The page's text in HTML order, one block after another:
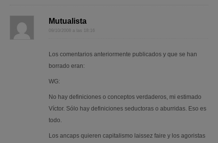
Mutualista
09/10/2008 a las 18:16
Los comentarios anteriormente publicados y que se han
borrado eran:
WG:
No hay definiciones o conceptos verdaderos, mi estimado
Víctor. Sólo hay definiciones seductoras o aburridas. Eso es
todo.
Los ancaps quieren capitalismo laissez faire y los agoristas